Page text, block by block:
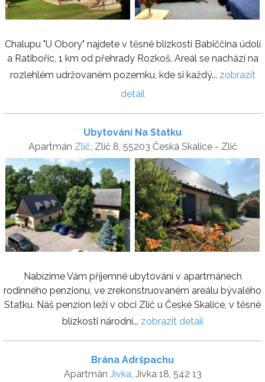
Chalupu "U Obory" najdete v těsné blízkosti Babiččina údolí
a Ratibořic, 1 km od přehrady Rozkoš. Areál se nachází na
rozlehlém udržovaném pozemku, kde si každý... zobrazit
detail
Ubytování Na Statku
Apartmán Zlíč, Zlíč 8, 55203 Česká Skalice - Zlíč
Nabízíme Vám příjemné ubytování v apartmánech
rodinného penzionu, ve zrekonstruovaném areálu bývalého
Statku. Náš penzion leží v obci Zlíč u České Skalice, v těsné
blízkosti národní... zobrazit detail
Brána Adršpachu
Apartmán Jívka, Jívka 18, 542 13